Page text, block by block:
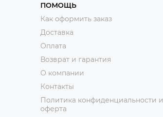
ПОМОЩЬ
Как оформить заказ
Доставка
Оплата
Возврат и гарантия
О компании
Контакты
Политика конфиденциальности и
оферта